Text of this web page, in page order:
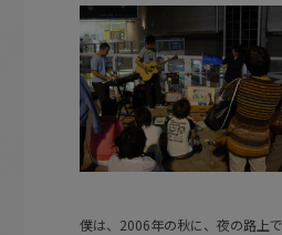
僕は、2006年の秋に、夜の路上